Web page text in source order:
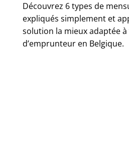
Découvrez 6 types de
expliqués simplement et
solution la mieux adaptée
d’emprunteur en Belgique.